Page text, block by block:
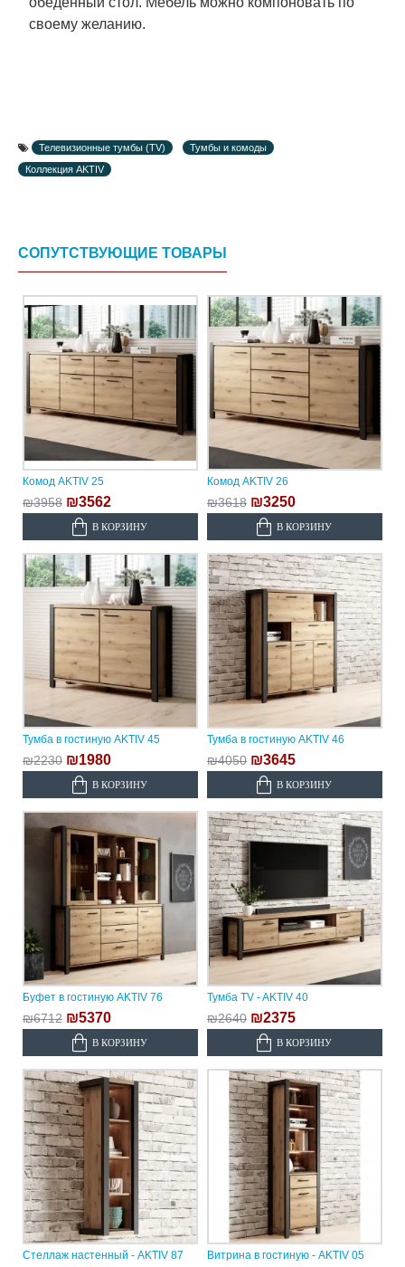
своему желанию.
Телевизионные тумбы (TV)
Тумбы и комоды
Коллекция AKTIV
СОПУТСТВУЮЩИЕ ТОВАРЫ
Комод AKTIV 25
₪3958 ₪3562
В КОРЗИНУ
Комод AKTIV 26
₪3618 ₪3250
В КОРЗИНУ
Тумба в гостиную AKTIV 45
₪2230 ₪1980
В КОРЗИНУ
Тумба в гостиную AKTIV 46
₪4050 ₪3645
В КОРЗИНУ
Буфет в гостиную AKTIV 76
₪6712 ₪5370
В КОРЗИНУ
Тумба TV - AKTIV 40
₪2640 ₪2375
В КОРЗИНУ
Стеллаж настенный - AKTIV 87 Витрина в гостиную - AKTIV 05